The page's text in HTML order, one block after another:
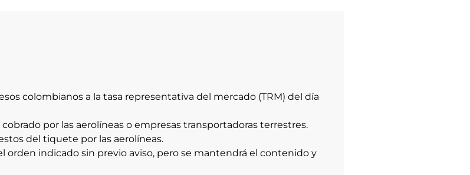
colombianos a la tasa representativa del mercado (TRM) del día
por las aerolíneas o empresas transportadoras terrestres.
del tiquete por las aerolíneas.
indicado sin previo aviso, pero se mantendrá el contenido y